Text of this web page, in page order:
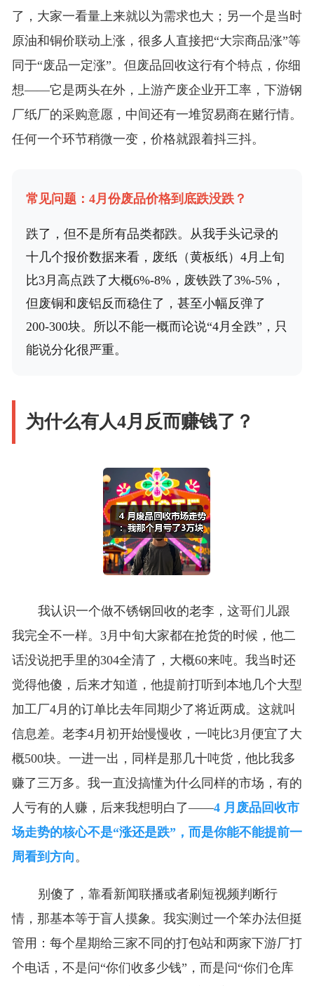
了，大家一看量上来就以为需求也大；另一个是当时
原油和铜价联动上涨，很多人直接把“大宗商品涨”等
同于“废品一定涨”。但废品回收这行有个特点，你细
想——它是两头在外，上游产废企业开工率，下游钢
厂纸厂的采购意愿，中间还有一堆贸易商在赌行情。
任何一个环节稍微一变，价格就跟着抖三抖。
常见问题：4月份废品价格到底跌没跌？
跌了，但不是所有品类都跌。从我手头记录的
十几个报价数据来看，废纸（黄板纸）4月上旬
比3月高点跌了大概6%-8%，废铁跌了3%-5%，
但废铜和废铝反而稳住了，甚至小幅反弹了
200-300块。所以不能一概而论说“4月全跌”，只
能说分化很严重。
为什么有人4月反而赚钱了？
我认识一个做不锈钢回收的老李，这哥们儿跟
我完全不一样。3月中旬大家都在抢货的时候，他二
话没说把手里的304全清了，大概60来吨。我当时还
觉得他傻，后来才知道，他提前打听到本地几个大型
加工厂4月的订单比去年同期少了将近两成。这就叫
信息差。老李4月初开始慢慢收，一吨比3月便宜了大
概500块。一进一出，同样是那几十吨货，他比我多
赚了三万多。我一直没搞懂为什么同样的市场，有的
人亏有的人赚，后来我想明白了——4 月废品回收市
场走势的核心不是“涨还是跌”，而是你能不能提前一
周看到方向。
别傻了，靠看新闻联播或者刷短视频判断行
情，那基本等于盲人摸象。我实测过一个笨办法但挺
管用：每个星期给三家不同的打包站和两家下游厂打
个电话，不是问“你们收多少钱”，而是问“你们仓库